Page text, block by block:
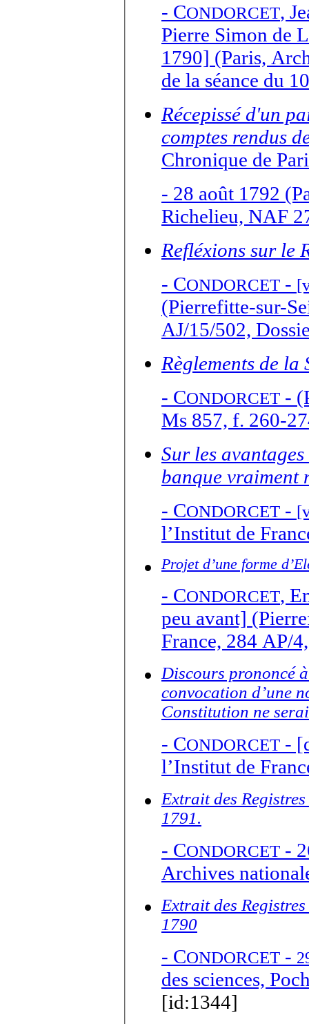
- CONDORCET,
Pierre Simon de L
1790] (Paris,
de la séance du
Récepissé d'un
comptes rendus
Chronique de
- 28 août 1792
Richelieu, NAF
Refléxions sur le
- CONDORCET -
(Pierrefitte-sur-
AJ/15/502,
Règlements de la
- CONDORCET - (Paris, Bibliothèque de l’Institut de France,
Ms 857, f. 260-
Sur les
banque vraiment
- CONDORCET -
l’Institut de
Projet d’une forme
- CONDORCET,
peu avant]
France, 284 AP/
Discours prononcé
convocation d’une
Constitution ne
- CONDORCET -
l’Institut de
Extrait des
1791.
- CONDORCET -
Archives
Extrait des
1790
- CONDORCET -
des sciences,
[id:1344]